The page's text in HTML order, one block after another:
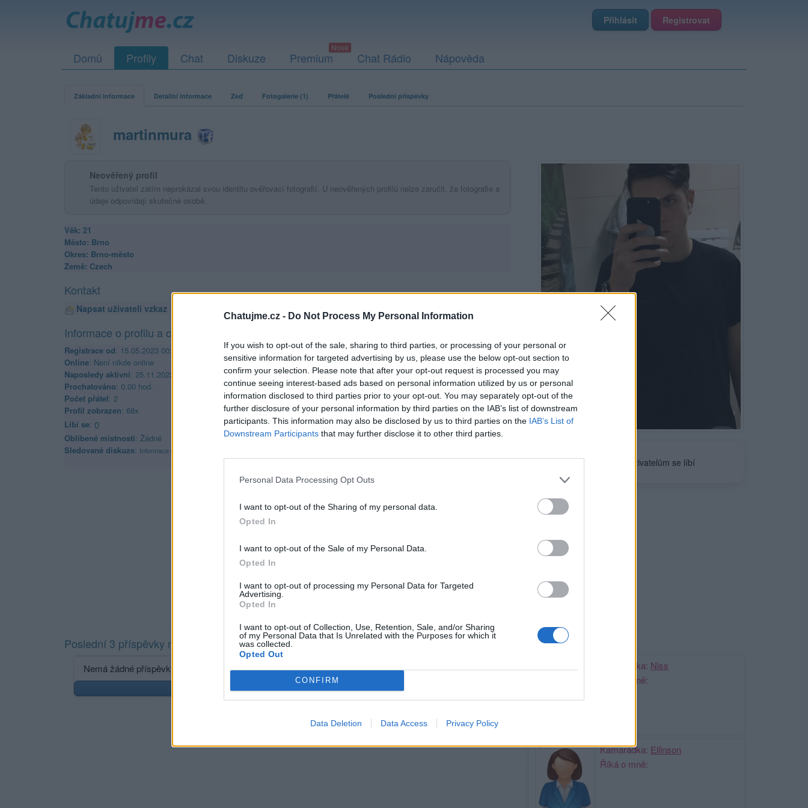
Chatujme.cz - Do Not Process My Personal Information
If you wish to opt-out of the sale, sharing to third parties, or processing of your personal or
sensitive information for targeted advertising by us, please use the below opt-out section to
confirm your selection. Please note that after your opt-out request is processed you may
continue seeing interest-based ads based on personal information utilized by us or personal
information disclosed to third parties prior to your opt-out. You may separately opt-out of the
further disclosure of your personal information by third parties on the IAB’s list of downstream
participants. This information may also be disclosed by us to third parties on the IAB’s List of
Downstream Participants that may further disclose it to other third parties.
Personal Data Processing Opt Outs
I want to opt-out of the Sharing of my personal data.
Opted In
I want to opt-out of the Sale of my Personal Data.
Opted In
I want to opt-out of processing my Personal Data for Targeted
Advertising.
Opted In
I want to opt-out of Collection, Use, Retention, Sale, and/or Sharing
of my Personal Data that Is Unrelated with the Purposes for which it
was collected.
Opted Out
CONFIRM
Data Deletion Data Access Privacy Policy
Přihlásit Registrovat
Domů Profily Chat Diskuze Premium Chat Rádio Nápověda
Základní informace Detailní informace Zeď Fotogalerie (1) Přátelé Poslední příspěvky
martinmura
Neověřeno
uživatelům se líbí
Neověřený profil
Tento uživatel zatím neprokázal svou identitu ověřovací fotografií. U neověřených profilů nelze zaručit, že fotografie a
údaje odpovídají skutečné osobě.
Věk: 21
Město: Brno
Okres: Brno-město
Země: Czech
Kontakt
Napsat uživateli vzkaz
Informace o profilu a chatu
Registrace od: 15.05.2023 00:04
Online: Není nikde online
Naposledy aktivní: 25.11.2023 12:56
Prochatováno: 0.00 hod.
Počet přátel: 2
Profil zobrazen: 68x
Líbí se: 0
Oblibené místnosti: Žádné
Sledované diskuze: Informace pro uživatele
Poslední 3 příspěvky na mé zdi
Nemá žádné příspěvky
Zobrazit celou mou zeď
Moji nejnovější přátelé
Kamarádka: Niss
Říká o mně:
Kamarádka: Ellinson
Říká o mně: